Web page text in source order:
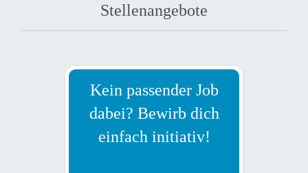
Stellenangebote
Kein passender Job
dabei? Bewirb dich
einfach initiativ!